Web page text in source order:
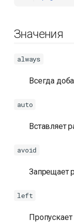
Значения
always
Всегда
auto
Вставляет
avoid
Запрещает
left